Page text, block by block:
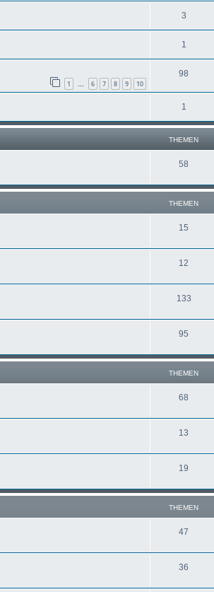
3
1
1 … 6 7 8 9 10
98
1
THEMEN
58
THEMEN
15
12
133
95
THEMEN
68
13
19
THEMEN
47
36